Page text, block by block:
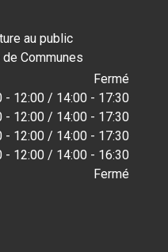
au public
Communes
Fermé
- 12:00 / 14:00 - 17:30
- 12:00 / 14:00 - 17:30
- 12:00 / 14:00 - 17:30
- 12:00 / 14:00 - 16:30
Fermé